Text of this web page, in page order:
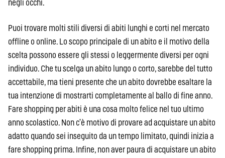
negli occhi.
Puoi trovare molti stili diversi di abiti lunghi e corti nel mercato
offline o online. Lo scopo principale di un abito e il motivo della
scelta possono essere gli stessi o leggermente diversi per ogni
individuo. Che tu scelga un abito lungo o corto, sarebbe del tutto
accettabile, ma tieni presente che un abito dovrebbe esaltare la
tua intenzione di mostrarti completamente al ballo di fine anno.
Fare shopping per abiti è una cosa molto felice nel tuo ultimo
anno scolastico. Non c’è motivo di provare ad acquistare un abito
adatto quando sei inseguito da un tempo limitato, quindi inizia a
fare shopping prima. Infine, non aver paura di acquistare un abito